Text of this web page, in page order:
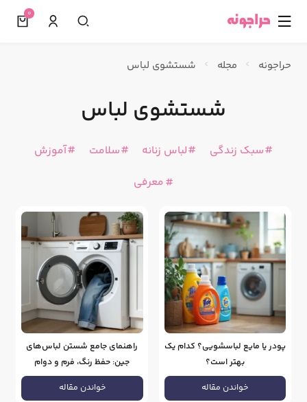
☰
0
حراجونه مجله شستشوی لباس
شستشوی لباس
سبک زندگی لباس زنانه سلامت
آموزش
معرفی
پودر یا مایع لباسشویی؟ کدام یک
بهتر است؟
خواندن مقاله
راهنمای جامع شستن لباس‌های
جین: حفظ رنگ، فرم و دوام
خواندن مقاله